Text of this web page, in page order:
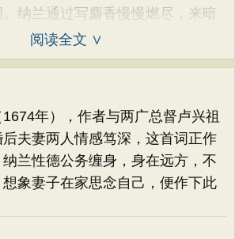
纳兰通过写麝香慢慢燃尽，来暗
阅读全文 ∨
年），作者与两广总督卢兴祖
夫妻两人情感笃深，这首词正作
兰性德公务缠身，身在远方，不
象妻子在家思念自己，便作下此